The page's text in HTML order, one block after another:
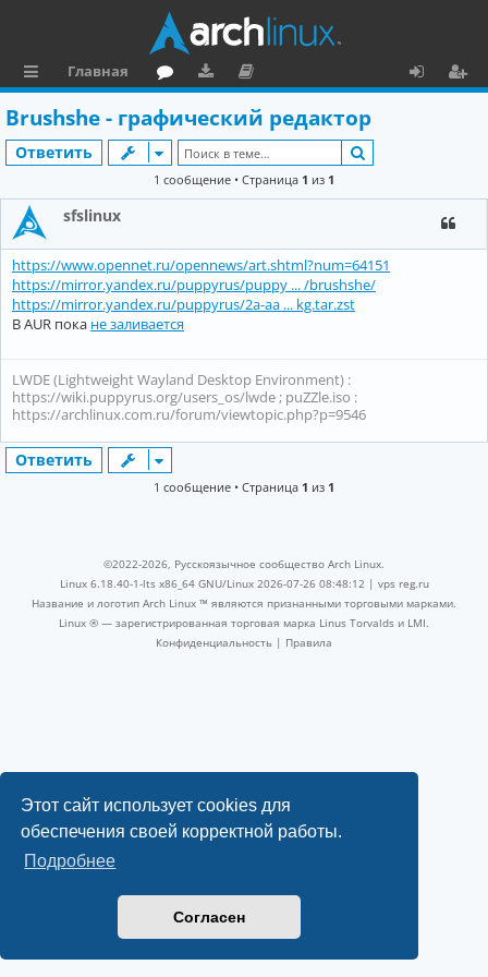
Этот сайт использует cookies для
обеспечения своей корректной работы.
Подробнее
Согласен
ы
л
к
и
Главная
ру
м
ру
зк
и
ку
м
е
та
ц
р
Brushshe - графический редактор
Ответить
1 сообщение • Страница 1 из 1
sfslinux
https://www.opennet.ru/opennews/art.shtml?num=64151
https://mirror.yandex.ru/puppyrus/puppy ... /brushshe/
https://mirror.yandex.ru/puppyrus/2a-aa ... kg.tar.zst
В AUR пока не заливается
LWDE (Lightweight Wayland Desktop Environment) :
https://wiki.puppyrus.org/users_os/lwde ; puZZle.iso :
https://archlinux.com.ru/forum/viewtopic.php?p=9546
Ответить
1 сообщение • Страница 1 из 1
©2022-2026, Русскоязычное сообщество Arch Linux.
Linux 6.18.40-1-lts x86_64 GNU/Linux 2026-07-26 08:48:12 | vps reg.ru
Название и логотип Arch Linux ™ являются признанными торговыми марками.
Linux ® — зарегистрированная торговая марка Linus Torvalds и LMI.
Конфиденциальность | Правила